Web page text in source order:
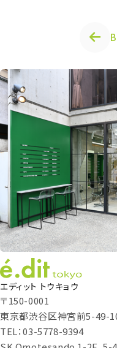
エディット トウキョウ
〒150-0001
東京都渋谷区神宮前5-49-
TEL：03-5778-9394